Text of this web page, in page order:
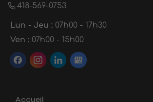
418-569-0753
Lun - Jeu : 07h00 - 17h30
Ven : 07h00 - 15h00
Accueil